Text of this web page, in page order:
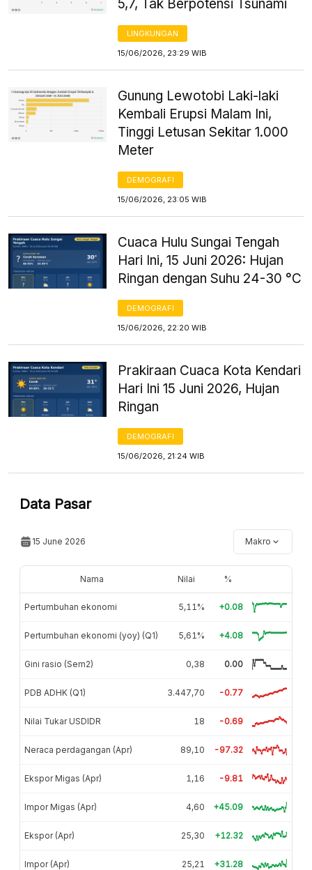
5,7, Tak Berpotensi Tsunami
LINGKUNGAN
15/06/2026, 23:29 WIB
Gunung Lewotobi Laki-laki
Kembali Erupsi Malam Ini,
Tinggi Letusan Sekitar 1.000
Meter
DEMOGRAFI
15/06/2026, 23:05 WIB
Cuaca Hulu Sungai Tengah
Hari Ini, 15 Juni 2026: Hujan
Ringan dengan Suhu 24-30 °C
DEMOGRAFI
15/06/2026, 22:20 WIB
Prakiraan Cuaca Kota Kendari
Hari Ini 15 Juni 2026, Hujan
Ringan
DEMOGRAFI
15/06/2026, 21:24 WIB
Data Pasar
15 June 2026 Makro
Nama Nilai %
Pertumbuhan ekonomi 5,11% +0.08
Pertumbuhan ekonomi (yoy) (Q1) 5,61% +4.08
Gini rasio (Sem2) 0,38 0.00
PDB ADHK (Q1) 3.447,70 -0.77
Nilai Tukar USDIDR 18 -0.69
Neraca perdagangan (Apr) 89,10 -97.32
Ekspor Migas (Apr) 1,16 -9.81
Impor Migas (Apr) 4,60 +45.09
Ekspor (Apr) 25,30 +12.32
Impor (Apr) 25,21 +31.28